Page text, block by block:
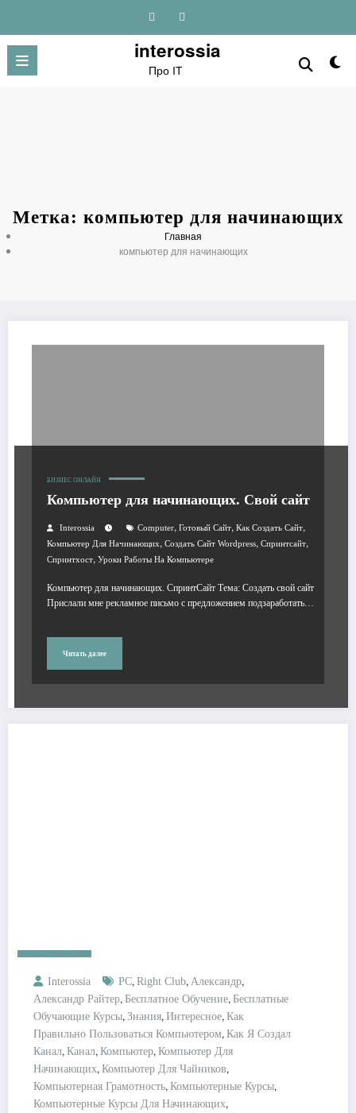
содержимому
interossia
Про IT
Метка: компьютер для начинающих
Главная
компьютер для начинающих
БИЗНЕС ОНЛАЙН
Компьютер для начинающих. Свой сайт
Interossia Computer, Готовый Сайт, Как Создать Сайт,
Компьютер Для Начинающих, Создать Сайт Wordpress, Спринтсайт,
Спринтхост, Уроки Работы На Компьютере
Компьютер для начинающих. СпринтCайт Тема: Создать свой сайт
Прислали мне рекламное письмо с предложением подзаработать…
Читать далее
Бизнес Онлайн
Interossia PC, Right Club, Александр,
Александр Райтер, Бесплатное Обучение, Бесплатные
Обучающие Курсы, Знания, Интересное, Как
Правильно Пользоваться Компьютером, Как Я Создал
Канал, Канал, Компьютер, Компьютер Для
Начинающих, Компьютер Для Чайников,
Компьютерная Грамотность, Компьютерные Курсы,
Компьютерные Курсы Для Начинающих,